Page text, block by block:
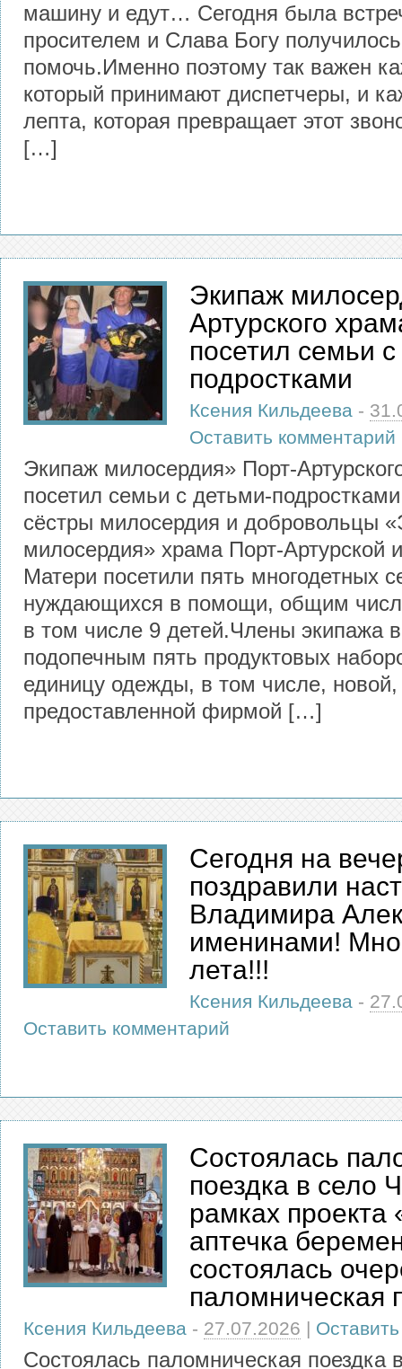
машину и едут… Сегодня была
просителем и Слава Богу получилось
помочь.Именно поэтому так важен
который принимают диспетчеры, и
лепта, которая превращает этот
[…]
Экипаж
Артурского
посетил семьи
подростками
Ксения Кильдеева -
Оставить комментарий
Экипаж милосердия» Порт-
посетил семьи с детьми-
сёстры милосердия и добровольцы
милосердия» храма Порт-Артурской
Матери посетили пять многодетных
нуждающихся в помощи, общим
в том числе 9 детей.Члены экипажа
подопечным пять продуктовых
единицу одежды, в том числе, новой,
предоставленной фирмой […]
Сегодня на
поздравили
Владимира
именинами!
лета!!!
Ксения Кильдеева -
Оставить комментарий
Состоялась
поездка в село
рамках проекта
аптечка
состоялась
паломническая
Ксения Кильдеева - 27.07.2026 |
Состоялась паломническая поездка